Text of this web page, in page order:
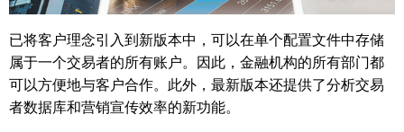
已将客户理念引入到新版本中，可以在单个配置文件中存储
属于一个交易者的所有账户。因此，金融机构的所有部门都
可以方便地与客户合作。此外，最新版本还提供了分析交易
者数据库和营销宣传效率的新功能。